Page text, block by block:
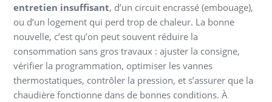
entretien insuffisant, d’un circuit encrassé (embouage),
ou d’un logement qui perd trop de chaleur. La bonne
nouvelle, c’est qu’on peut souvent réduire la
consommation sans gros travaux : ajuster la consigne,
vérifier la programmation, optimiser les vannes
thermostatiques, contrôler la pression, et s’assurer que la
chaudière fonctionne dans de bonnes conditions. À